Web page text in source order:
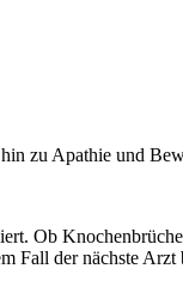
zu Apathie und
Ob
Fall der nächste